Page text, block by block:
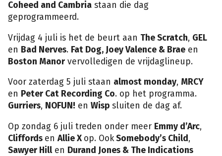
Coheed and Cambria staan die dag
geprogrammeerd.
Vrijdag 4 juli is het de beurt aan The Scratch, GEL
en Bad Nerves. Fat Dog, Joey Valence & Brae en
Boston Manor vervolledigen de vrijdaglineup.
Voor zaterdag 5 juli staan almost monday, MRCY
en Peter Cat Recording Co. op het programma.
Gurriers, NOFUN! en Wisp sluiten de dag af.
Op zondag 6 juli treden onder meer Emmy d’Arc,
Cliffords en Allie X op. OokSomebody’s Child,
Sawyer Hillen Durand Jones & The Indications